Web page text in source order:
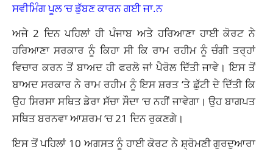
ਸਵੀਮਿੰਗ ਪੂਲ ‘ਚ ਡੁੱਬਣ ਕਾਰਨ ਗਈ ਜਾ.ਨ
ਅਜੇ 2 ਦਿਨ ਪਹਿਲਾਂ ਹੀ ਪੰਜਾਬ ਅਤੇ ਹਰਿਆਣਾ ਹਾਈ ਕੋਰਟ ਨੇ
ਹਰਿਆਣਾ ਸਰਕਾਰ ਨੂੰ ਕਿਹਾ ਸੀ ਕਿ ਰਾਮ ਰਹੀਮ ਨੂੰ ਚੰਗੀ ਤਰ੍ਹਾਂ
ਵਿਚਾਰ ਕਰਨ ਤੋਂ ਬਾਅਦ ਹੀ ਫਰਲੋ ਜਾਂ ਪੈਰੋਲ ਦਿੱਤੀ ਜਾਵੇ। ਇਸ ਤੋਂ
ਬਾਅਦ ਸਰਕਾਰ ਨੇ ਰਾਮ ਰਹੀਮ ਨੂੰ ਇਸ ਸ਼ਰਤ ‘ਤੇ ਛੁੱਟੀ ਦੇ ਦਿੱਤੀ ਕਿ
ਉਹ ਸਿਰਸਾ ਸਥਿਤ ਡੇਰਾ ਸੱਚਾ ਸੌਦਾ ‘ਚ ਨਹੀਂ ਜਾਵੇਗਾ। ਉਹ ਬਾਗਪਤ
ਸਥਿਤ ਬਰਨਵਾ ਆਸ਼ਰਮ ‘ਚ 21 ਦਿਨ ਰੁਕਣਗੇ।
ਇਸ ਤੋਂ ਪਹਿਲਾਂ 10 ਅਗਸਤ ਨੂੰ ਹਾਈ ਕੋਰਟ ਨੇ ਸ਼੍ਰੋਮਣੀ ਗੁਰਦੁਆਰਾ